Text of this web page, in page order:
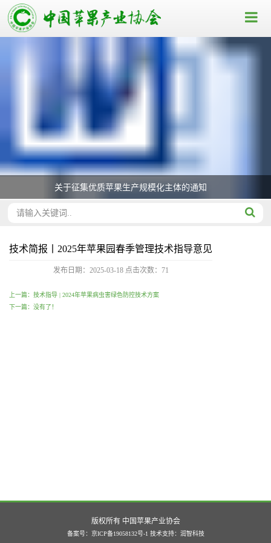
关于征集优质苹果生产规模化主体的通知
技术简报丨2025年苹果园春季管理技术指导意见
发布日期：2025-03-18 点击次数： 71
上一篇：技术指导 | 2024年苹果病虫害绿色防控技术方案
下一篇：没有了！
版权所有 中国苹果产业协会
备案号：京ICP备19058132号-1 技术支持： 润智科技